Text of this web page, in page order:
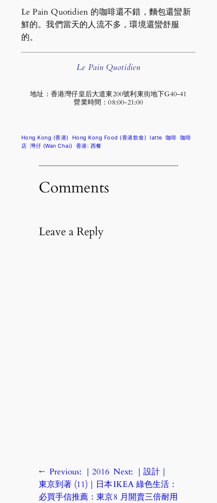
Le Pain Quotidien 的咖啡還不錯，麵包還蠻新
鮮的。我們當天的人流不多，環境還蠻舒服
的。
Le Pain Quotidien
地址：香港灣仔皇后大道東200號利東街地下G40-41
營業時間：08:00-21:00
Hong Kong (香港) Hong Kong Food (香港飲食) latte 咖啡 咖啡
店 灣仔 (Wan Chai) 香港: 西餐
Comments
Leave a Reply
← Previous: ｜2016
東京到著 (11)｜日本
必買手信推薦：東京
Next: ｜設計｜
IKEA 綠色生活：
8 月開賣三倍耐用